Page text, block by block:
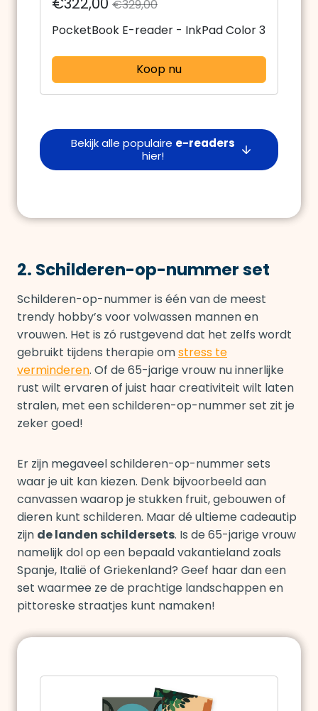
€329,00
PocketBook E-reader - InkPad Color 3
Koop nu
Bekijk alle populaire e-readers
hier!
2. Schilderen-op-nummer set
Schilderen-op-nummer is één van de meest
trendy hobby’s voor volwassen mannen en
vrouwen. Het is zó rustgevend dat het zelfs wordt
gebruikt tijdens therapie omstress te
verminderen. Of de 65-jarige vrouw nu innerlijke
rust wilt ervaren of juist haar creativiteit wilt laten
stralen, met een schilderen-op-nummer set zit je
zeker goed!
Er zijn megaveel schilderen-op-nummer sets
waar je uit kan kiezen. Denk bijvoorbeeld aan
canvassen waarop je stukken fruit, gebouwen of
dieren kunt schilderen. Maar dé ultieme cadeautip
zijn de landen schildersets. Is de 65-jarige vrouw
namelijk dol op een bepaald vakantieland zoals
Spanje, Italië of Griekenland? Geef haar dan een
set waarmee ze de prachtige landschappen en
pittoreske straatjes kunt namaken!